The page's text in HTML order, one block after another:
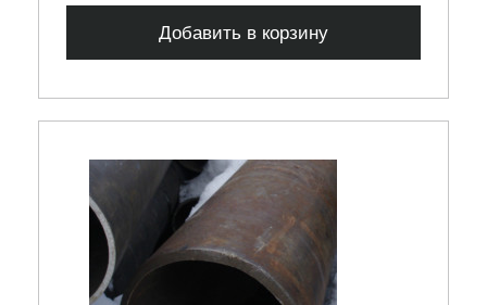
Добавить в корзину